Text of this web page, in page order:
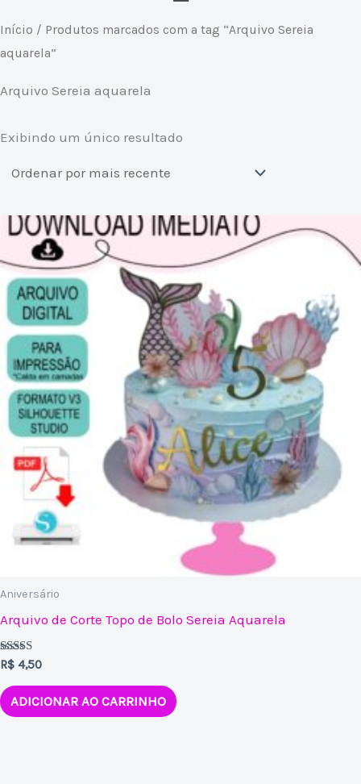
Início / Produtos marcados com a tag “Arquivo Sereia
aquarela”
Arquivo Sereia aquarela
Exibindo um único resultado
Aniversário
Arquivo de Corte Topo de Bolo Sereia Aquarela
Avaliação
5.00
de 5
R$ 4,50
ADICIONAR AO CARRINHO